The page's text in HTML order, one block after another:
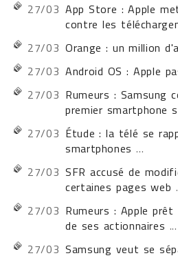
27/03 App Store : Apple
contre les
27/03 Orange : un million
27/03 Android OS : Apple
27/03 Rumeurs : Samsung
premier smartphone
27/03 Étude : la télé se
smartphones ...
27/03 SFR accusé de
certaines pages web
27/03 Rumeurs : Apple
de ses actionnaires ...
27/03 Samsung veut se